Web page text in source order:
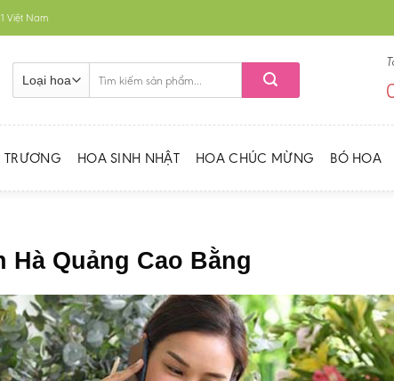
Việt Nam
kiếm:
HOA SINH NHẬT HOA CHÚC MỪNG BÓ HOA
Quảng Cao Bằng